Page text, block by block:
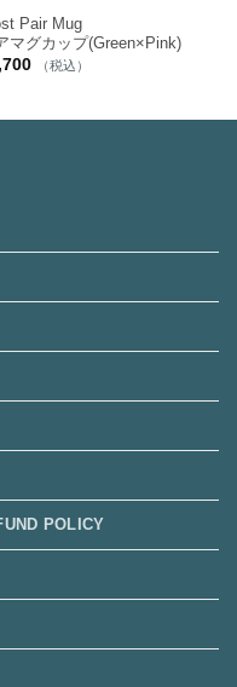
Pair Mug
マグカップ(Green×Pink)
（税込）
POLICY